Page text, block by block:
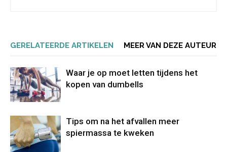
GERELATEERDE ARTIKELEN MEER VAN DEZE AUTEUR
Waar je op moet letten tijdens het
kopen van dumbells
Tips om na het afvallen meer
spiermassa te kweken